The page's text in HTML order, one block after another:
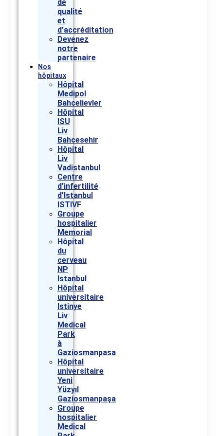
de
qualité
et
d’accréditation
Devenez
notre
partenaire
Nos
hôpitaux
Hôpital
Medipol
Bahcelievler
Hôpital
ISU
Liv
Bahcesehir
Hôpital
Liv
Vadistanbul
Centre
d’infertilité
d’Istanbul
ISTIVF
Groupe
hospitalier
Memorial
Hôpital
du
cerveau
NP
Istanbul
Hôpital
universitaire
Istinye
Liv
Medical
Park
à
Gaziosmanpasa
Hôpital
universitaire
Yeni
Yüzyıl
Gaziosmanpaşa
Groupe
hospitalier
Medical